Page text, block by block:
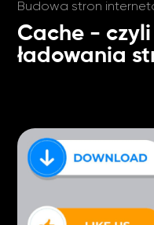
Budowa stron
Cache -
ładowania